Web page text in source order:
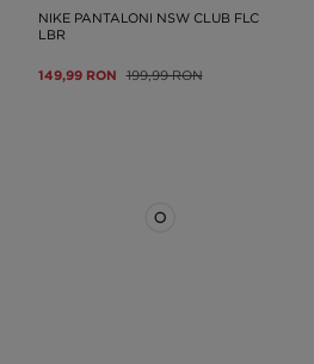
NIKE PANTALONI NSW CLUB FLC
LBR
149,99 RON 199,99 RON